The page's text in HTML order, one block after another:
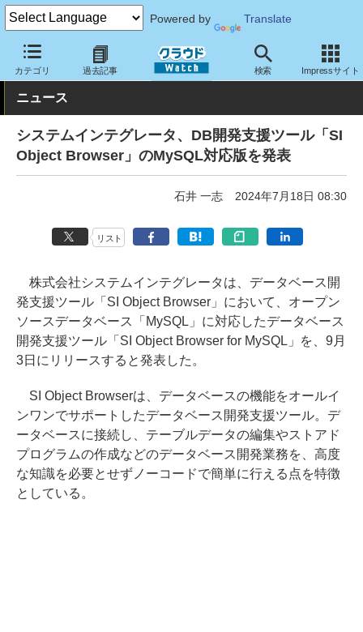
Powered by Translate
カテゴリ 過去記事 検索 Impressサイト
クラウド Watch サービス・ソフト ソフトウェア 開発関連
ニュース
システムインテグレータ、DB開発支援ツール「SI
Object Browser」のMySQL対応版を発表
石井 一志 2024年7月18日 08:30
リスト
株式会社システムインテグレータは、データベース開
発支援ツール「SI Object Browser」において、オープン
ソースデータベース「MySQL」に対応したデータベース
開発支援ツール「SI Object Browser for MySQL」を、9月
3日にリリースすると発表した。
SI Object Browserは、データベースの機能をオールイ
ンワンでサポートしたデータベース開発支援ツール。デ
ータベースに接続し、テーブルデータの編集やストアド
プログラムの作成などのデータベース開発業務を、高度
な知識を必要とせずノーコードで簡単に行える点を特徴
としている。